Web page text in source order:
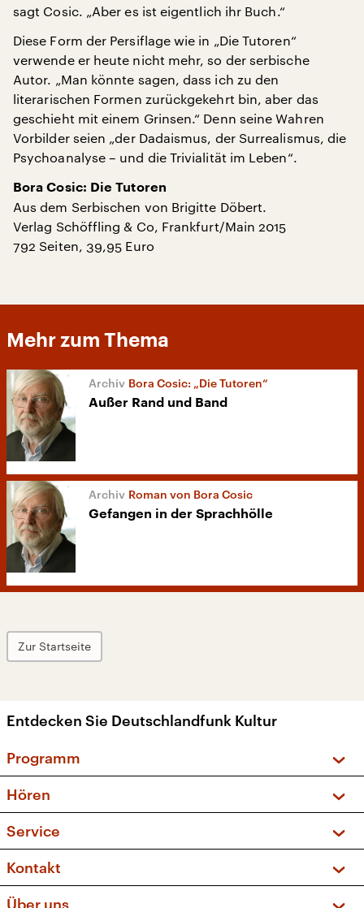
sagt Cosic. „Aber es ist eigentlich ihr Buch.“
Diese Form der Persiflage wie in „Die Tutoren“
verwende er heute nicht mehr, so der serbische
Autor. „Man könnte sagen, dass ich zu den
literarischen Formen zurückgekehrt bin, aber das
geschieht mit einem Grinsen.“ Denn seine Wahren
Vorbilder seien „der Dadaismus, der Surrealismus, die
Psychoanalyse – und die Trivialität im Leben“.
Bora Cosic: Die Tutoren
Aus dem Serbischen von Brigitte Döbert.
Verlag Schöffling & Co, Frankfurt/Main 2015
792 Seiten, 39,95 Euro
Mehr zum Thema
Bora Cosic: „Die Tutoren“
Außer Rand und Band
Roman von Bora Cosic
Gefangen in der Sprachhölle
Zur Startseite
Entdecken Sie Deutschlandfunk Kultur
Programm
Sendungen und Podcasts
Musikliste
Kakadu – Das Kinderprogramm
Hören
Frequenzen (UKW + DAB+)
Service
FAQ
Apps
Kontakt
Über uns